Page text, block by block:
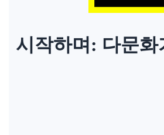
시작하며: 다문